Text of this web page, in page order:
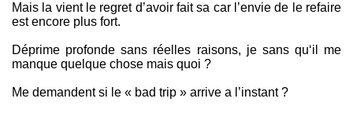
Mais la vient le regret d’avoir fait sa car l’envie de le refaire
est encore plus fort.
Déprime profonde sans réelles raisons, je sans qu‘il me
manque quelque chose mais quoi ?
Me demandent si le « bad trip » arrive a l’instant ?